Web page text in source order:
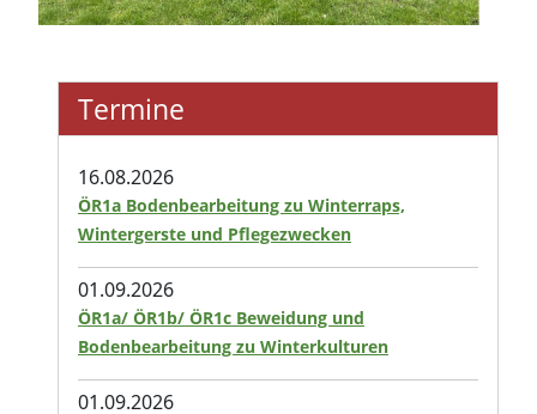
Termine
16.08.2026
ÖR1a Bodenbearbeitung zu Winterraps,
Wintergerste und Pflegezwecken
01.09.2026
ÖR1a/ ÖR1b/ ÖR1c Beweidung und
Bodenbearbeitung zu Winterkulturen
01.09.2026